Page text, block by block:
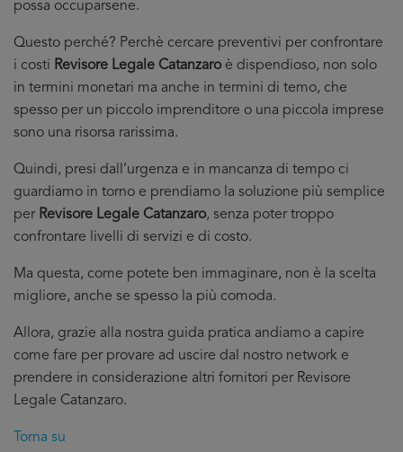
possa occuparsene.
Questo perché? Perchè cercare preventivi per confrontare
i costi Revisore Legale Catanzaroè dispendioso, non solo
in termini monetari ma anche in termini di temo, che
spesso per un piccolo imprenditore o una piccola imprese
sono una risorsa rarissima.
Quindi, presi dall’urgenza e in mancanza di tempo ci
guardiamo in torno e prendiamo la soluzione più semplice
per Revisore Legale Catanzaro, senza poter troppo
confrontare livelli di servizi e di costo.
Ma questa, come potete ben immaginare, non è la scelta
migliore, anche se spesso la più comoda.
Allora, grazie alla nostra guida pratica andiamo a capire
come fare per provare ad uscire dal nostro network e
prendere in considerazione altri fornitori per Revisore
Legale Catanzaro.
Torna su